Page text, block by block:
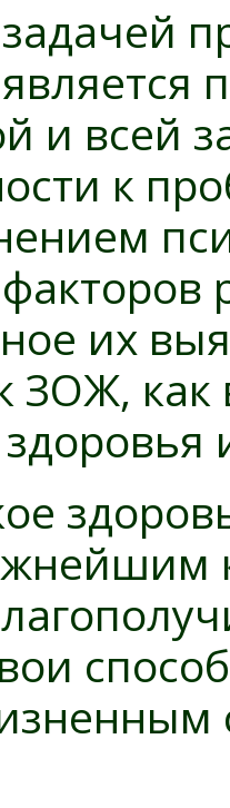
и всей
к
их
ЗОЖ,